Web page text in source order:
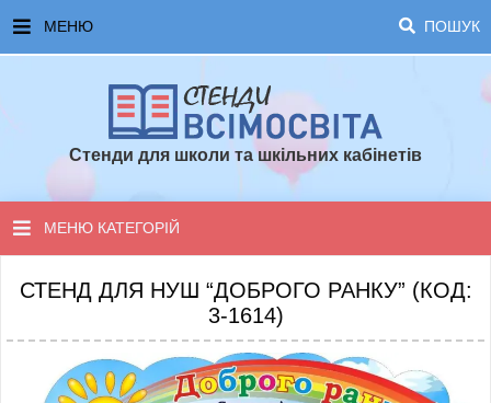
МЕНЮ ПОШУК
ЧАСТІ ЗАПИТАННЯ ТА ВІДПОВІДІ
ТОПОВІ ПРОПОЗИЦІЇ
Стенди для школи та шкільних кабінетів
МЕНЮ КАТЕГОРІЙ
СТЕНДИ ДЛЯ НУШ
СТЕНДИ ДЛЯ ПОЧАТКОВОЇ ШКОЛИ
СТЕНДИ ДЛЯ КАБІНЕТІВ
СТЕНД ДЛЯ НУШ “ДОБРОГО РАНКУ” (КОД:
3-1614)